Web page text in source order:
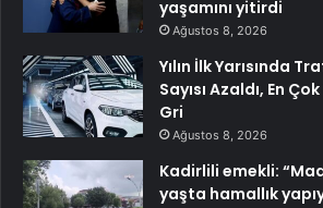
yaşamını yitirdi
Ağustos 8, 2026
Yılın İlk Yarısında
Sayısı Azaldı, En
Gri
Ağustos 8, 2026
Kadirlili emekli:
yaşta hamallık